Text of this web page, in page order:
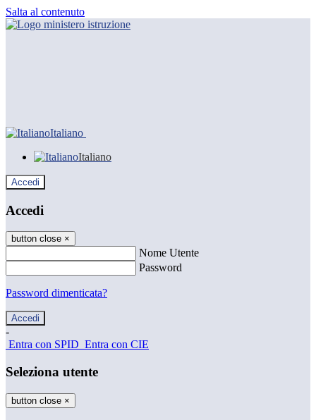
Salta al contenuto
Italiano
Italiano
Accedi
Accedi
button close ×
Nome Utente
Password
Password dimenticata?
-
Entra con SPID Entra con CIE
Seleziona utente
button close ×